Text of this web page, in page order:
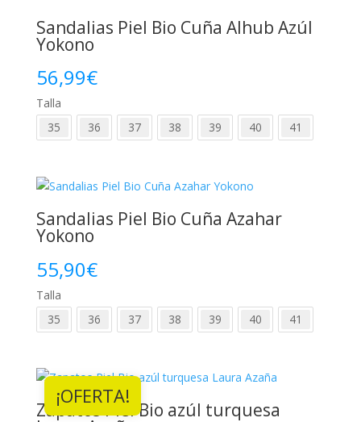
Sandalias Piel Bio Cuña Alhub Azúl
Yokono
56,99€
Talla
35
36 37 38 39 40 41
Sandalias Piel Bio Cuña Azahar
Yokono
55,90€
Talla
35
36 37 38 39 40 41
¡OFERTA!
Zapatos Piel Bio azúl turquesa